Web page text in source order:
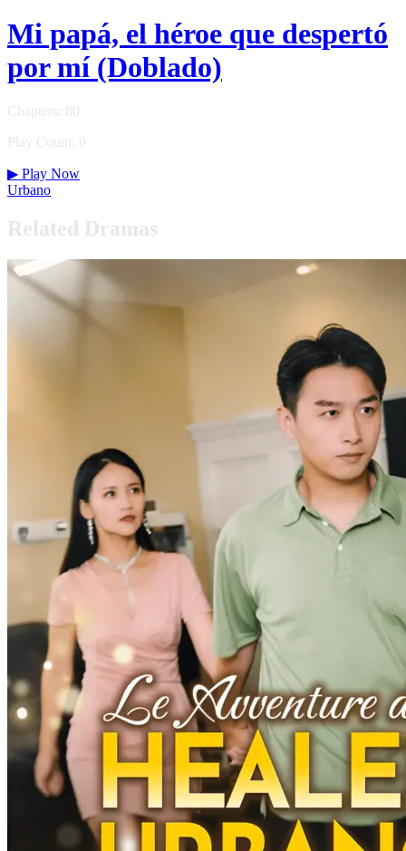
Mi papá, el héroe que despertó
por mí (Doblado)
Chapters: 80
Play Count: 0
▶ Play Now
Urbano
Related Dramas